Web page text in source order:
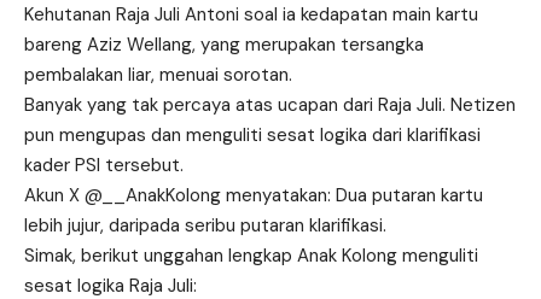
Kehutanan Raja Juli Antoni soal ia kedapatan main kartu
bareng Aziz Wellang, yang merupakan tersangka
pembalakan liar, menuai sorotan.
Banyak yang tak percaya atas ucapan dari Raja Juli. Netizen
pun mengupas dan menguliti sesat logika dari klarifikasi
kader PSI tersebut.
Akun X @__AnakKolong menyatakan: Dua putaran kartu
lebih jujur, daripada seribu putaran klarifikasi.
Simak, berikut unggahan lengkap Anak Kolong menguliti
sesat logika Raja Juli: